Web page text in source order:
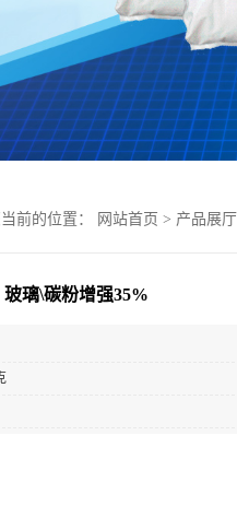
前的位置： 网站首页 > 产品展厅
璃\碳粉增强35%